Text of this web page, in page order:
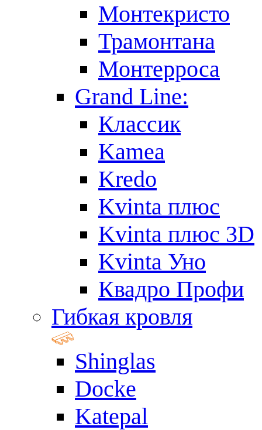
Монтекристо
Трамонтана
Монтерроса
Grand Line:
Классик
Kamea
Kredo
Kvinta плюс
Kvinta плюс 3D
Kvinta Уно
Квадро Профи
Гибкая кровля
Shinglas
Docke
Katepal